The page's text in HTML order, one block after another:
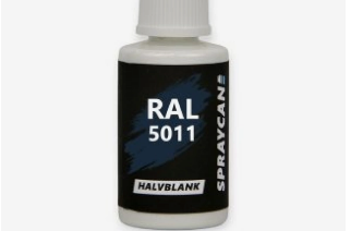
verkstadsbesök💡 Viktigt att tänka påAlla våra
lackstift ska alltid överlackeras med klarlack. Det är
klarlacken som ger lagningen skydd och glans. Den
kan köpas separat.Bilens ålder och skick kan påverka
kulörmatchningen.Läs mer om hur du använder
lackstiftet i vår lackstiftsguide!